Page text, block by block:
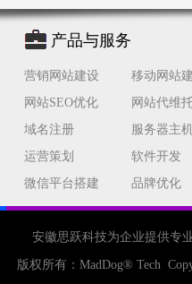
产品与服务
营销网站建设
移动网站
网站SEO优化
网站代维
域名注册
服务器主
运营策划
软件开发
微信平台搭建
品牌优化
安徽思跃科技为企业提供专
版权所有： MadDog® Tech